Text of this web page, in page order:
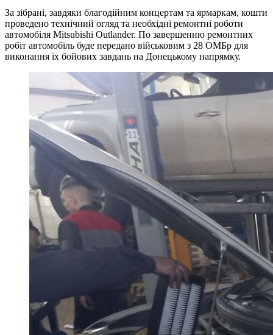
За зібрані, завдяки благодійним концертам та ярмаркам, кошти
проведено технічний огляд та необхідні ремонтні роботи
автомобіля Mitsubishi Outlander. По завершенню ремонтних
робіт автомобіль буде передано військовим з 28 ОМБр для
виконання їх бойових завдань на Донецькому напрямку.